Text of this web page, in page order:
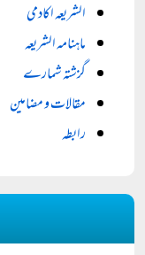
الشریعہ اکادمی
ماہنامہ الشریعہ
گزشتہ شمارے
مقالات و مضامین
رابطہ